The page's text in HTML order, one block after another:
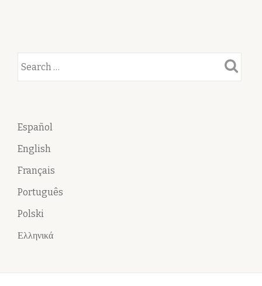
Español
English
Français
Português
Polski
Ελληνικά